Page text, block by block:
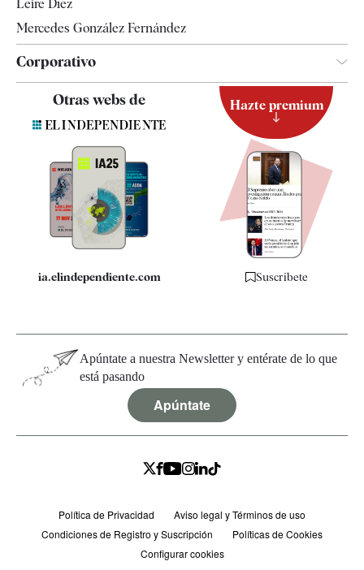
Leire Díez
Mercedes González Fernández
Corporativo
Contacto
Quiénes somos
Especificaciones
Otras webs de
ia.elindependiente.com
Hazte premium
Suscríbete
Apúntate a nuestra Newsletter y entérate de lo que
está pasando
Apúntate
Política de Privacidad
Aviso legal y Términos de uso
Condiciones de Registro y Suscripción
Políticas de Cookies
Configurar cookies